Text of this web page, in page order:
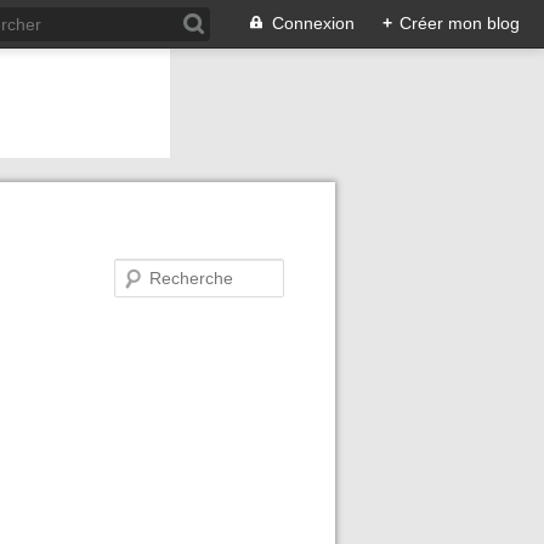
Connexion + Créer mon blog